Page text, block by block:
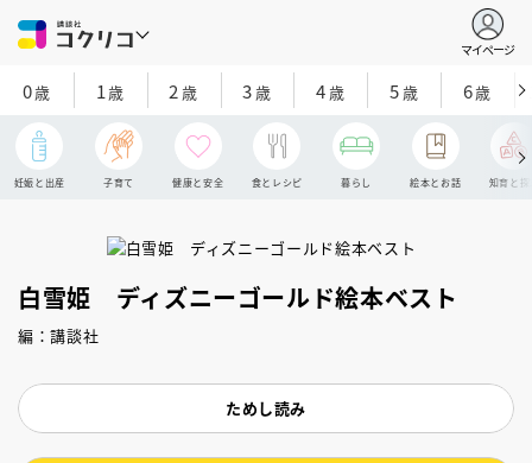
マイページ
0歳 1歳 2 歳 3歳 4歳 5歳 6歳
妊娠と出産 子育て 健康と安全 食とレシピ 暮らし 絵本とお話 知育と探
白雪姫 ディズニーゴールド絵本ベスト
編：講談社
ためし読み